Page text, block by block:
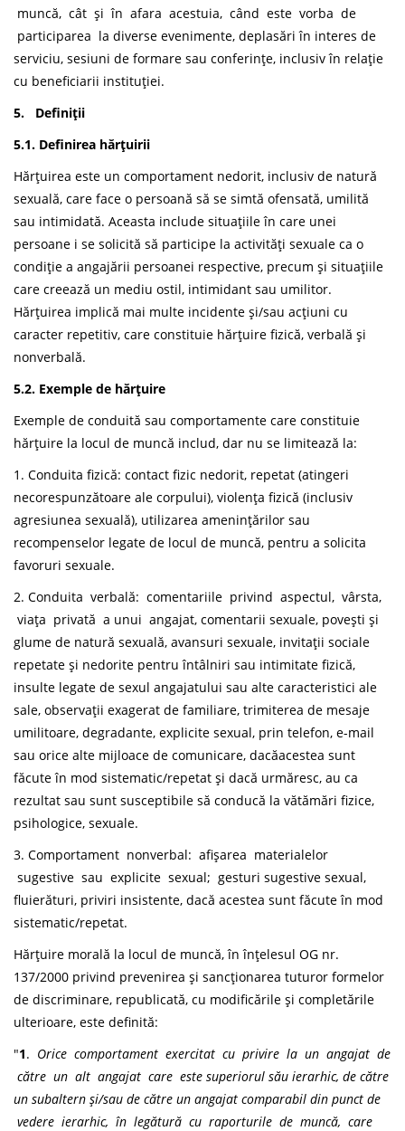
muncă, cât și în afara acestuia, când este vorba de
participarea la diverse evenimente, deplasări în interes de
serviciu, sesiuni de formare sau conferințe, inclusiv în relație
cu beneficiarii instituției.
5. Definiții
5.1. Definirea hărțuirii
Hărțuirea este un comportament nedorit, inclusiv de natură
sexuală, care face o persoană să se simtă ofensată, umilită
sau intimidată. Aceasta include situațiile în care unei
persoane i se solicită să participe la activități sexuale ca o
condiție a angajării persoanei respective, precum și situațiile
care creează un mediu ostil, intimidant sau umilitor.
Hărțuirea implică mai multe incidente și/sau acțiuni cu
caracter repetitiv, care constituie hărțuire fizică, verbală și
nonverbală.
5.2. Exemple de hărțuire
Exemple de conduită sau comportamente care constituie
hărțuire la locul de muncă includ, dar nu se limitează la:
1. Conduita fizică: contact fizic nedorit, repetat (atingeri
necorespunzătoare ale corpului), violența fizică (inclusiv
agresiunea sexuală), utilizarea amenințărilor sau
recompenselor legate de locul de muncă, pentru a solicita
favoruri sexuale.
2. Conduita verbală: comentariile privind aspectul, vârsta,
viața privată a unui angajat, comentarii sexuale, povești și
glume de natură sexuală, avansuri sexuale, invitații sociale
repetate și nedorite pentru întâlniri sau intimitate fizică,
insulte legate de sexul angajatului sau alte caracteristici ale
sale, observații exagerat de familiare, trimiterea de mesaje
umilitoare, degradante, explicite sexual, prin telefon, e-mail
sau orice alte mijloace de comunicare, dacăacestea sunt
făcute în mod sistematic/repetat și dacă urmăresc, au ca
rezultat sau sunt susceptibile să conducă la vătămări fizice,
psihologice, sexuale.
3. Comportament nonverbal: afișarea materialelor
sugestive sau explicite sexual; gesturi sugestive sexual,
fluierături, priviri insistente, dacă acestea sunt făcute în mod
sistematic/repetat.
Hărțuire morală la locul de muncă, în înțelesul OG nr.
137/2000 privind prevenirea și sancționarea tuturor formelor
de discriminare, republicată, cu modificările și completările
ulterioare, este definită:
"1. Orice comportament exercitat cu privire la un angajat de
către un alt angajat care este superiorul său ierarhic, de către
un subaltern și/sau de către un angajat comparabil din punct de
vedere ierarhic, în legătură cu raporturile de muncă, care